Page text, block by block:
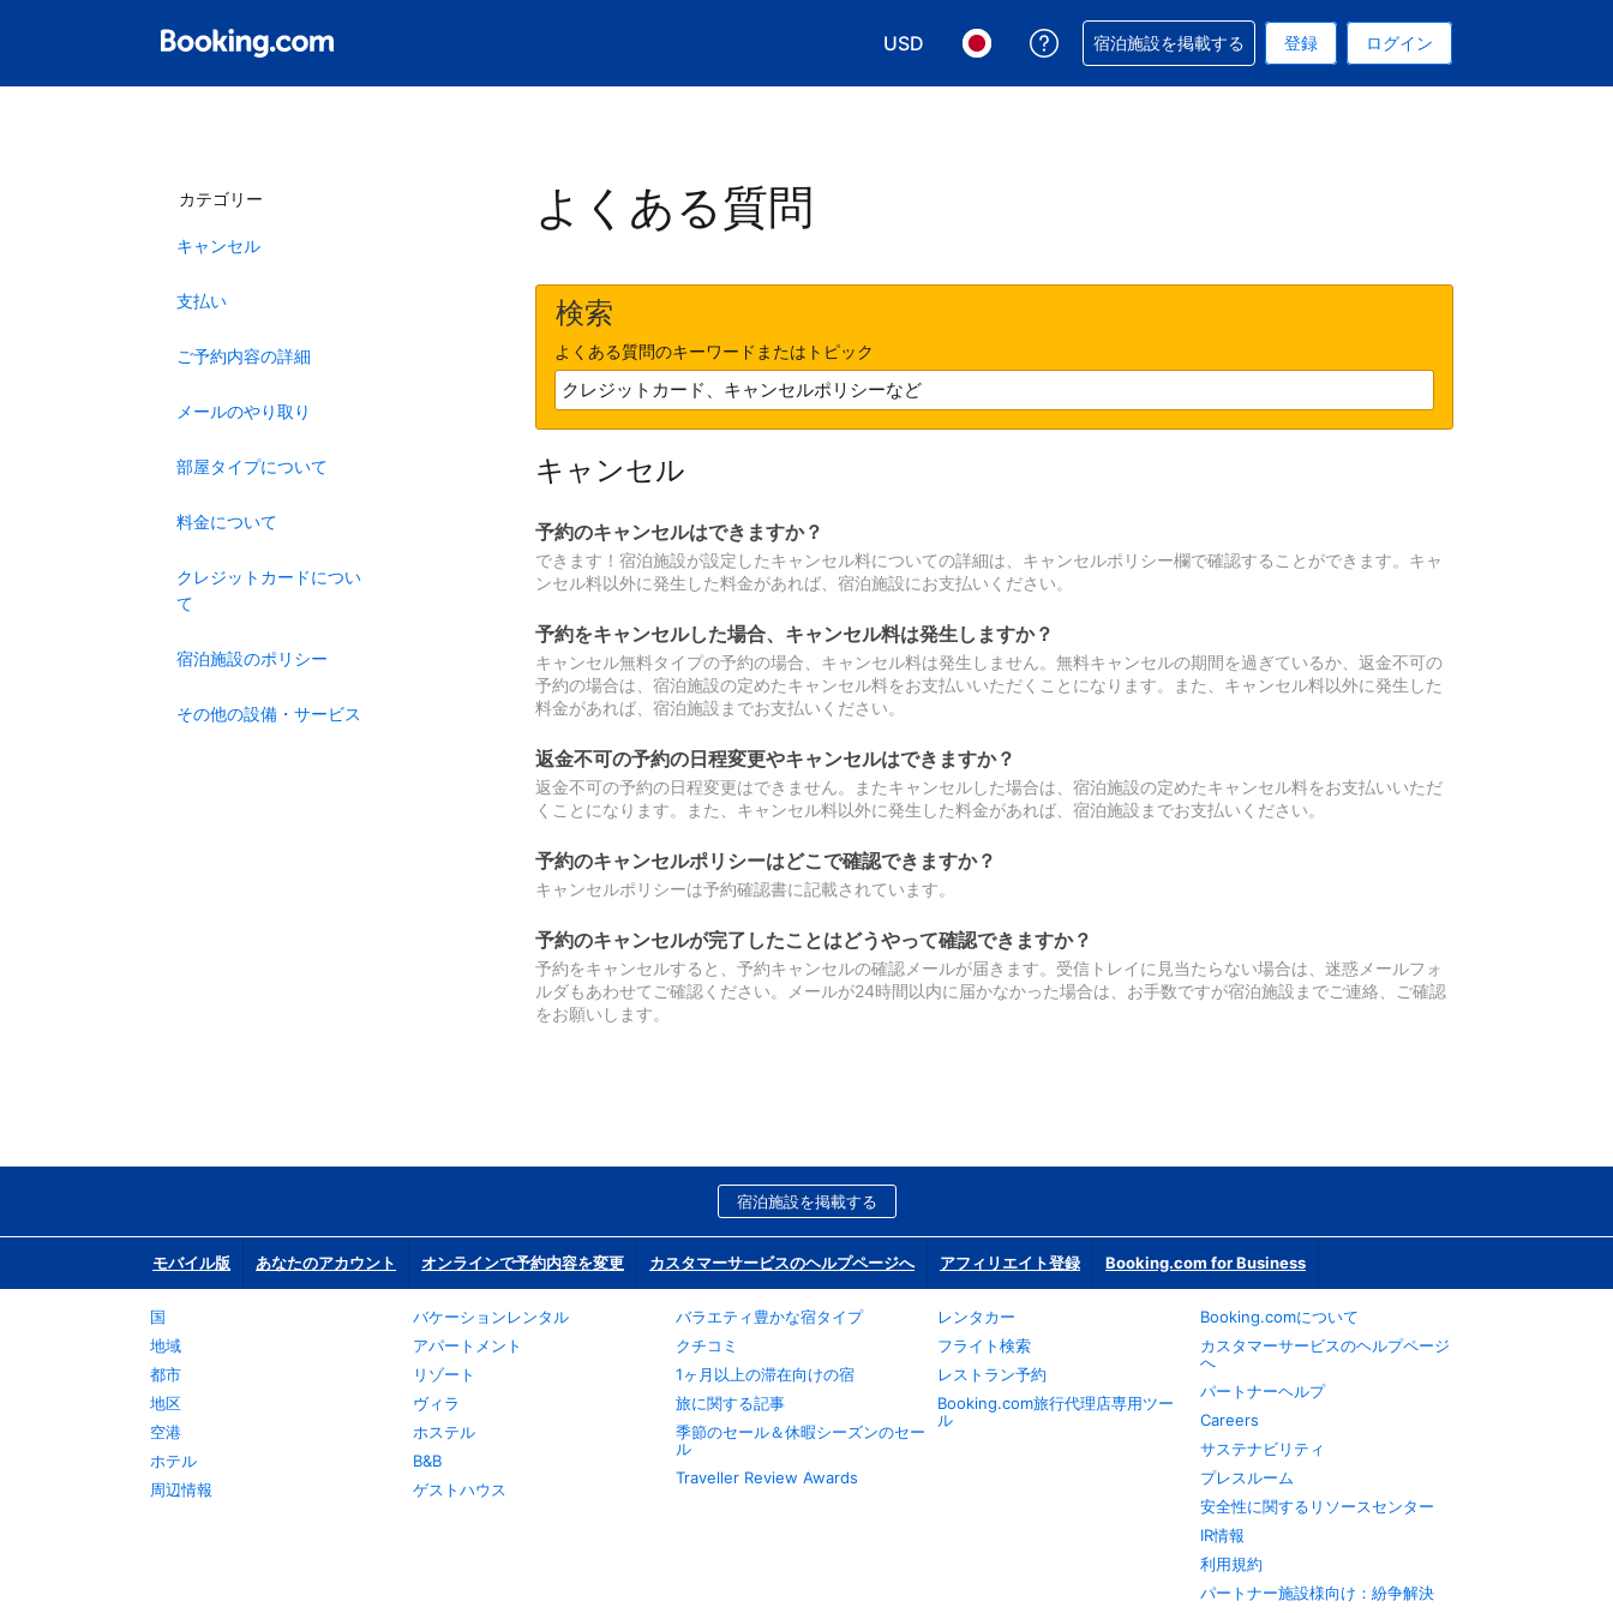
USD
表示通貨を選択. 現在選択中の表示通貨はUSドルです
言語を選択. 現在選択中の言語は日本語です
予約に関するサポートを受けられます
宿泊施設を掲載する 登録 ログイン
カテゴリー
キャンセル
支払い
ご予約内容の詳細
メールのやり取り
部屋タイプについて
料金について
クレジットカードについ
て
宿泊施設のポリシー
その他の設備・サービス
よくある質問
検索
よくある質問のキーワードまたはトピック
キャンセル
予約のキャンセルはできますか？
できます！宿泊施設が設定したキャンセル料についての詳細は、キャンセルポリシー欄で確認することができます。キャ
ンセル料以外に発生した料金があれば、宿泊施設にお支払いください。
予約をキャンセルした場合、キャンセル料は発生しますか？
キャンセル無料タイプの予約の場合、キャンセル料は発生しません。無料キャンセルの期間を過ぎているか、返金不可の
予約の場合は、宿泊施設の定めたキャンセル料をお支払いいただくことになります。また、キャンセル料以外に発生した
料金があれば、宿泊施設までお支払いください。
返金不可の予約の日程変更やキャンセルはできますか？
返金不可の予約の日程変更はできません。またキャンセルした場合は、宿泊施設の定めたキャンセル料をお支払いいただ
くことになります。また、キャンセル料以外に発生した料金があれば、宿泊施設までお支払いください。
予約のキャンセルポリシーはどこで確認できますか？
キャンセルポリシーは予約確認書に記載されています。
予約のキャンセルが完了したことはどうやって確認できますか？
予約をキャンセルすると、予約キャンセルの確認メールが届きます。受信トレイに見当たらない場合は、迷惑メールフォ
ルダもあわせてご確認ください。メールが24時間以内に届かなかった場合は、お手数ですが宿泊施設までご連絡、ご確認
をお願いします。
宿泊施設を掲載する
モバイル版 あなたのアカウント オンラインで予約内容を変更 カスタマーサービスのヘルプページへ アフィリエイト登録 Booking.com for Business
国
地域
都市
地区
空港
ホテル
周辺情報
バケーションレンタル
アパートメント
リゾート
ヴィラ
ホステル
B&B
ゲストハウス
バラエティ豊かな宿タイプ
クチコミ
1ヶ月以上の滞在向けの宿
旅に関する記事
季節のセール＆休暇シーズンのセー
ル
Traveller Review Awards
レンタカー
フライト検索
レストラン予約
Booking.com旅行代理店専用ツー
ル
Booking.comについて
カスタマーサービスのヘルプページ
へ
パートナーヘルプ
Careers
サステナビリティ
プレスルーム
安全性に関するリソースセンター
IR情報
利用規約
パートナー施設様向け：紛争解決